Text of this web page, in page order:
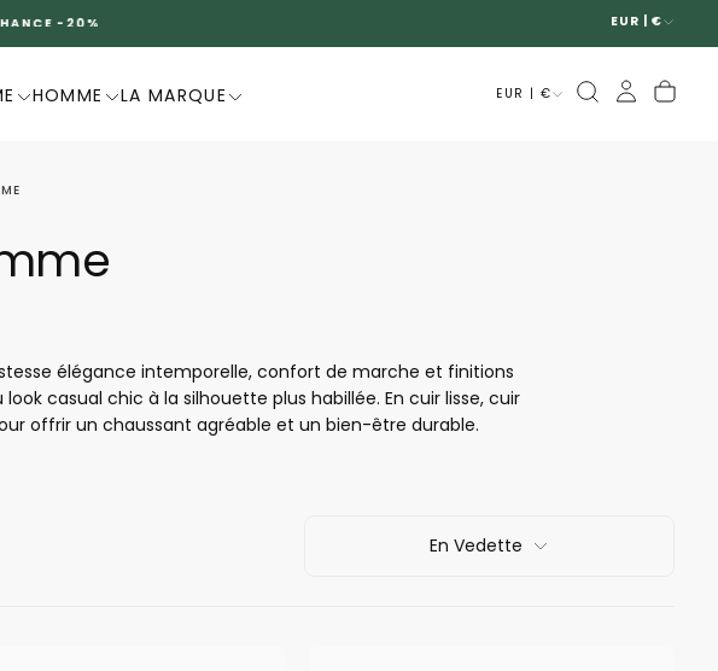
EUR | €
HOMME LA MARQUE EUR | €
élégance intemporelle, confort de marche et finitions
casual chic à la silhouette plus habillée. En cuir lisse, cuir
offrir un chaussant agréable et un bien-être durable.
En Vedette